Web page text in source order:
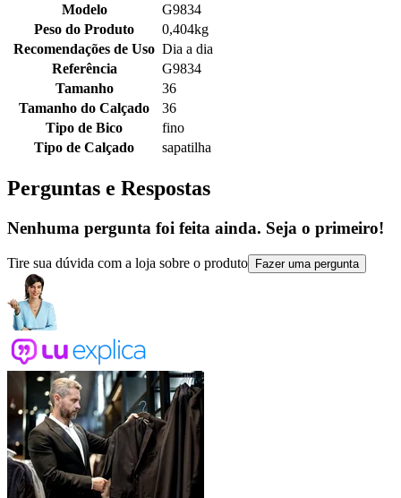
Modelo
G9834
Peso do Produto
0,404kg
Recomendações de Uso Dia a dia
Referência
G9834
Tamanho
36
Tamanho do Calçado
36
Tipo de Bico
fino
Tipo de Calçado
sapatilha
Perguntas e Respostas
Nenhuma pergunta foi feita ainda. Seja o primeiro!
Tire sua dúvida com a loja sobre o produto Fazer uma pergunta